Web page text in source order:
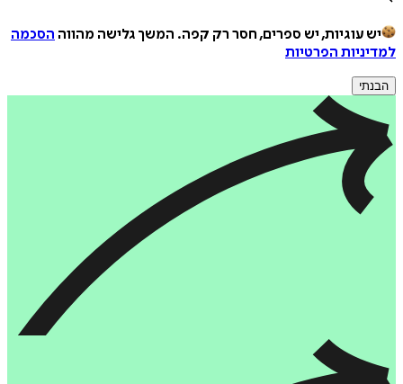
יש עוגיות, יש ספרים, חסר רק קפה. המשך גלישה מהווה הסכמה
למדיניות הפרטיות
הבנתי